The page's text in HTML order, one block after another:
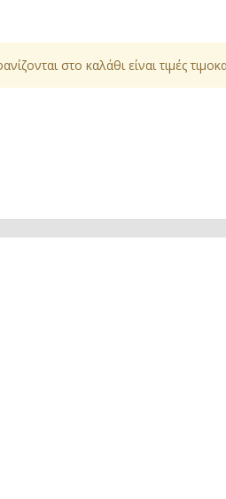
στο καλάθι είναι τιμές